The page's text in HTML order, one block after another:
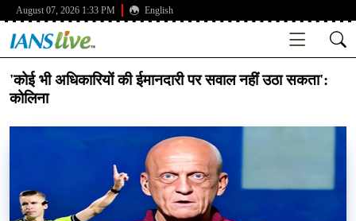
August 07, 2026 1:33 PM English
'कोई भी अधिकारियों की ईमानदारी पर सवाल नहीं उठा सकता':
कोलिना